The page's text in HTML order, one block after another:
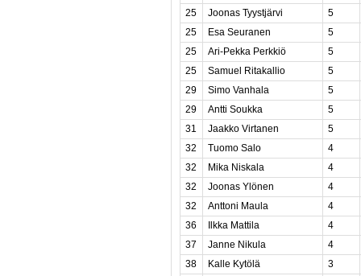
25
Joonas Tyystjärvi
5
25
Esa Seuranen
5
25
Ari-Pekka Perkkiö
5
25
Samuel Ritakallio
5
29
Simo Vanhala
5
29
Antti Soukka
5
31
Jaakko Virtanen
5
32
Tuomo Salo
4
32
Mika Niskala
4
32
Joonas Ylönen
4
32
Anttoni Maula
4
36
Ilkka Mattila
4
37
Janne Nikula
4
38
Kalle Kytölä
3